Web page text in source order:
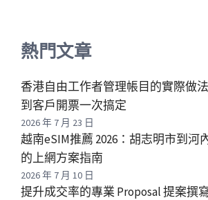
熱門文章
香港自由工作者管理帳目的實際做
到客戶開票一次搞定
2026 年 7 月 23 日
越南eSIM推薦 2026：胡志明市到河
的上網方案指南
2026 年 7 月 10 日
提升成交率的專業 Proposal 提案撰